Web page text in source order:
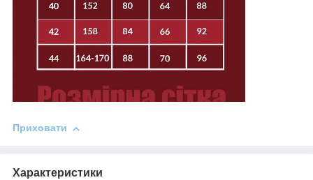
Приховати
Характеристики